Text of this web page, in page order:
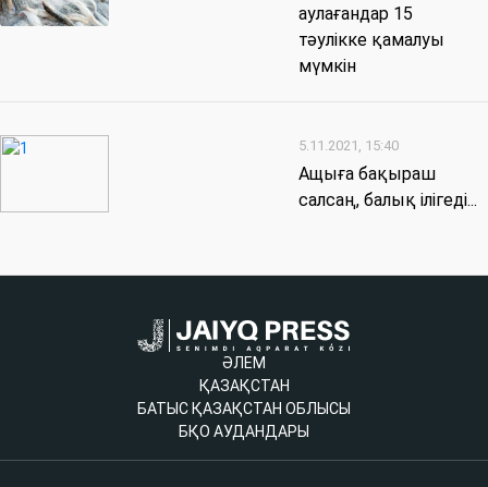
аулағандар 15
тәулікке қамалуы
мүмкін
5.11.2021, 15:40
Ащыға бақыраш
салсаң, балық ілігеді...
ӘЛЕМ
ҚАЗАҚСТАН
БАТЫС ҚАЗАҚСТАН ОБЛЫСЫ
БҚО АУДАНДАРЫ